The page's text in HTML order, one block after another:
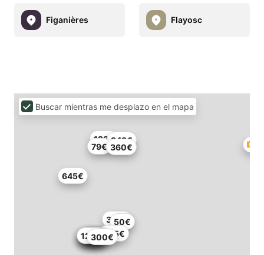
Figanières Flayosc
1€
645€
360€
193€
1.35€
120€
104€
104€
300€
120€
116€
343€
79€
396€
50€
120€
Buscar mientras me desplazo en el mapa